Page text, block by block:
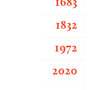
1832
1972
2020